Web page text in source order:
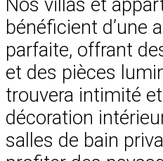
Nos villas et
bénéficient d’une
parfaite, offrant
et des pièces
trouvera intimité
décoration
salles de bain